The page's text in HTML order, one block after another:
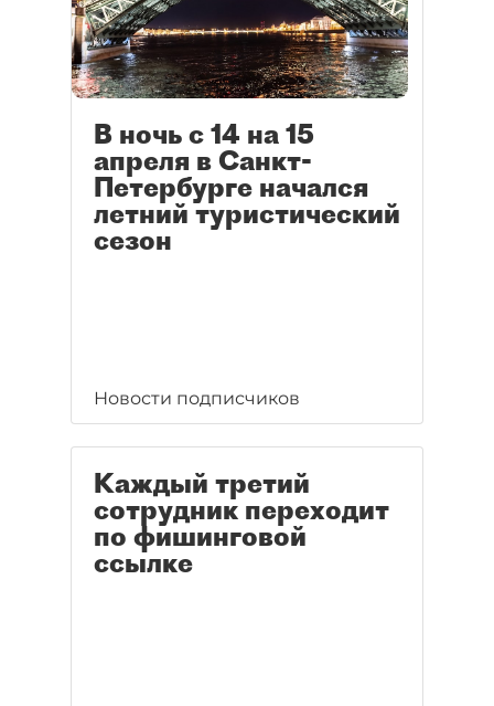
В ночь с 14 на 15
апреля в Санкт-
Петербурге начался
летний туристический
сезон
Новости подписчиков
Каждый третий
сотрудник переходит
по фишинговой
ссылке